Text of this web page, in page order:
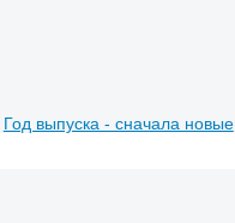
Год выпуска - сначала новые